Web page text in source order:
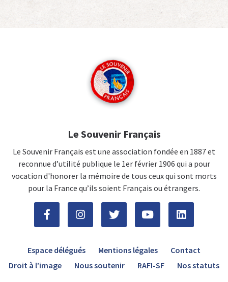
Le Souvenir Français
Le Souvenir Français est une association fondée en 1887 et
reconnue d’utilité publique le 1er février 1906 qui a pour
vocation d'honorer la mémoire de tous ceux qui sont morts
pour la France qu’ils soient Français ou étrangers.
Espace délégués Mentions légales
Contact
Droit à l’image
Nous soutenir RAFI-SF Nos statuts